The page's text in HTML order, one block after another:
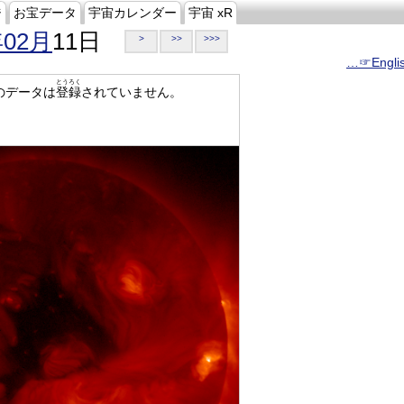
お宝データ 宇宙カレンダー 宇宙 xR
月 11日 > >> >>>
データは登録
とうろく
されていません。